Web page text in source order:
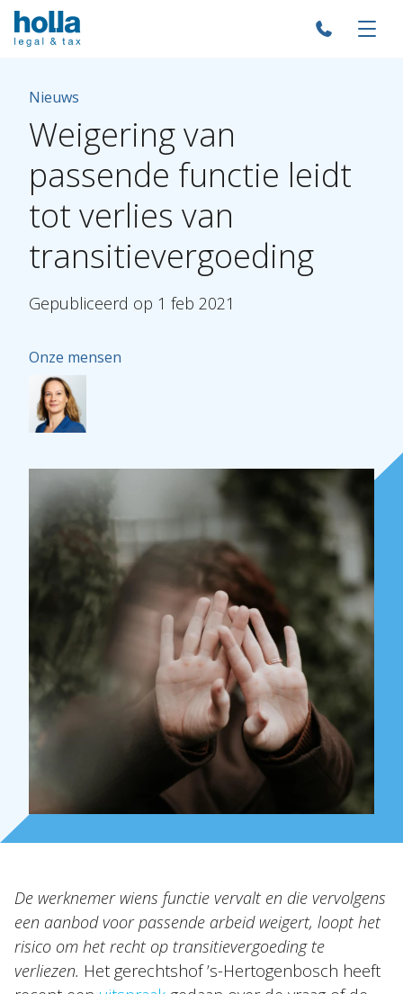
Onze mensen
Expertises
Topics
Nieuws
Weigeringvan
passende functie leidt
tot verlies van
transitievergoeding
Gepubliceerd op 1 feb 2021
Onze mensen
De werknemer wiens functie vervalt en die vervolgens
een aanbod voor passende arbeid weigert, loopt het
risico om het recht op transitievergoeding te
verliezen. Het gerechtshof ’s-Hertogenbosch heeft